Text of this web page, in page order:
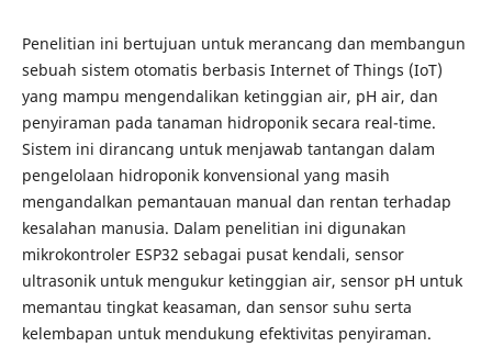
Penelitian ini bertujuan untuk merancang dan membangun
sebuah sistem otomatis berbasis Internet of Things (IoT)
yang mampu mengendalikan ketinggian air, pH air, dan
penyiraman pada tanaman hidroponik secara real-time.
Sistem ini dirancang untuk menjawab tantangan dalam
pengelolaan hidroponik konvensional yang masih
mengandalkan pemantauan manual dan rentan terhadap
kesalahan manusia. Dalam penelitian ini digunakan
mikrokontroler ESP32 sebagai pusat kendali, sensor
ultrasonik untuk mengukur ketinggian air, sensor pH untuk
memantau tingkat keasaman, dan sensor suhu serta
kelembapan untuk mendukung efektivitas penyiraman.